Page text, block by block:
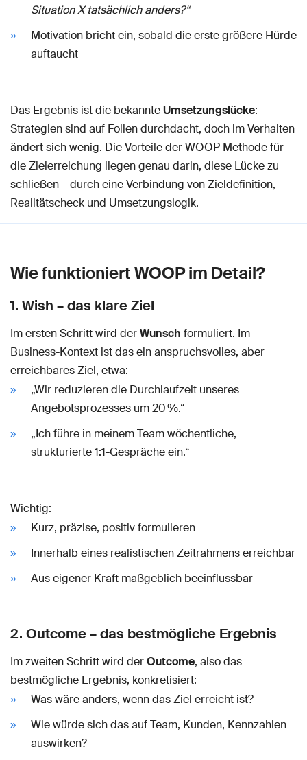
Situation X tatsächlich anders?“
Motivation bricht ein, sobald die erste größere Hürde
auftaucht
Das Ergebnis ist die bekannteUmsetzungslücke:
Strategien sind auf Folien durchdacht, doch im Verhalten
ändert sich wenig. Die Vorteile der WOOP Methode für
die Zielerreichung liegen genau darin, diese Lücke zu
schließen – durch eine Verbindung von Zieldefinition,
Realitätscheck und Umsetzungslogik.
Wie funktioniert WOOP im Detail?
1. Wish – das klare Ziel
Im ersten Schritt wird derWunsch formuliert. Im
Business-Kontext ist das ein anspruchsvolles, aber
erreichbares Ziel, etwa:
„Wir reduzieren die Durchlaufzeit unseres
Angebotsprozesses um 20 %.“
„Ich führe in meinem Team wöchentliche,
strukturierte 1:1-Gespräche ein.“
Wichtig:
Kurz, präzise, positiv formulieren
Innerhalb eines realistischen Zeitrahmens erreichbar
Aus eigener Kraft maßgeblich beeinflussbar
2. Outcome – das bestmögliche Ergebnis
Im zweiten Schritt wird derOutcome, also das
bestmögliche Ergebnis, konkretisiert:
Was wäre anders, wenn das Ziel erreicht ist?
Wie würde sich das auf Team, Kunden, Kennzahlen
auswirken?